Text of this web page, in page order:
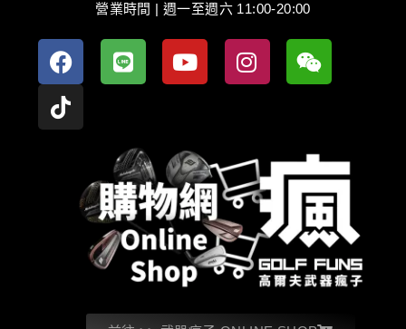
營業時間 | 週一至週六 11:00-20:00